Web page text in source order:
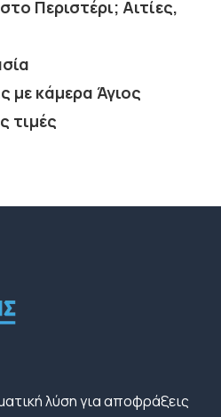
Περιστέρι; Αιτίες,
με κάμερα Άγιος
τιμές
λύση για αποφράξεις